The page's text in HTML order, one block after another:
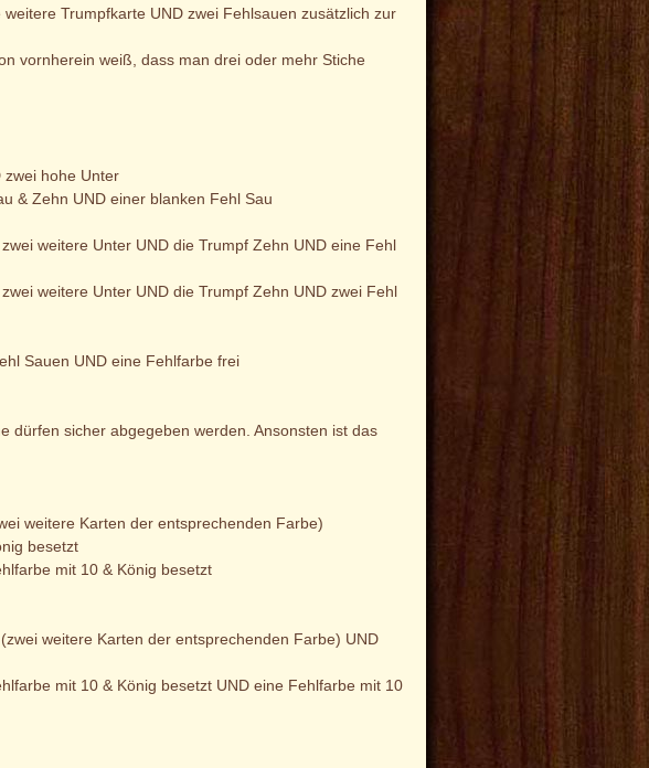
Trumpfkarte UND zwei Fehlsauen zusätzlich zur
vornherein weiß, dass man drei oder mehr Stiche
zwei hohe Unter
& Zehn UND einer blanken Fehl Sau
weitere Unter UND die Trumpf Zehn UND eine Fehl
weitere Unter UND die Trumpf Zehn UND zwei Fehl
Sauen UND eine Fehlfarbe frei
dürfen sicher abgegeben werden. Ansonsten ist das
weitere Karten der entsprechenden Farbe)
besetzt
mit 10 & König besetzt
weitere Karten der entsprechenden Farbe) UND
mit 10 & König besetzt UND eine Fehlfarbe mit 10